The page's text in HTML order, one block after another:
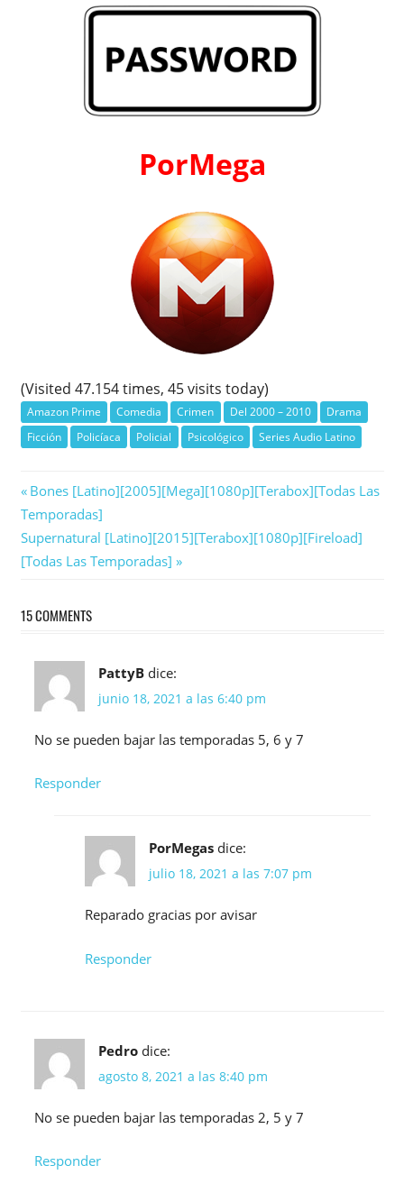
PorMega
(Visited 47.154 times, 45 visits today)
Amazon Prime Comedia Crimen Del 2000 – 2010
Drama
Ficción
Policíaca Policial Psicológico Series Audio Latino
Navegación
de
entradas
Previous
Post:
Bones [Latino][2005][Mega][1080p][Terabox][Todas Las
Temporadas]
Next
Post:
Supernatural [Latino][2015][Terabox][1080p][Fireload]
[Todas Las Temporadas]
15 COMMENTS
PattyB dice:
junio 18, 2021 a las 6:40 pm
No se pueden bajar las temporadas 5, 6 y 7
Responder
PorMegas dice:
julio 18, 2021 a las 7:07 pm
Reparado gracias por avisar
Responder
Pedro dice:
agosto 8, 2021 a las 8:40 pm
No se pueden bajar las temporadas 2, 5 y 7
Responder